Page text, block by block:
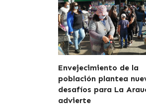
Envejecimiento de la
población plantea
desafíos para La
advierte